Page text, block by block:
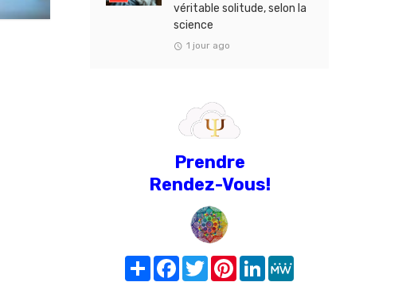
véritable solitude, selon la
science
1 jour ago
Prendre
Rendez-Vous!
Share FacebookTwitterPinterest
LinkedIn